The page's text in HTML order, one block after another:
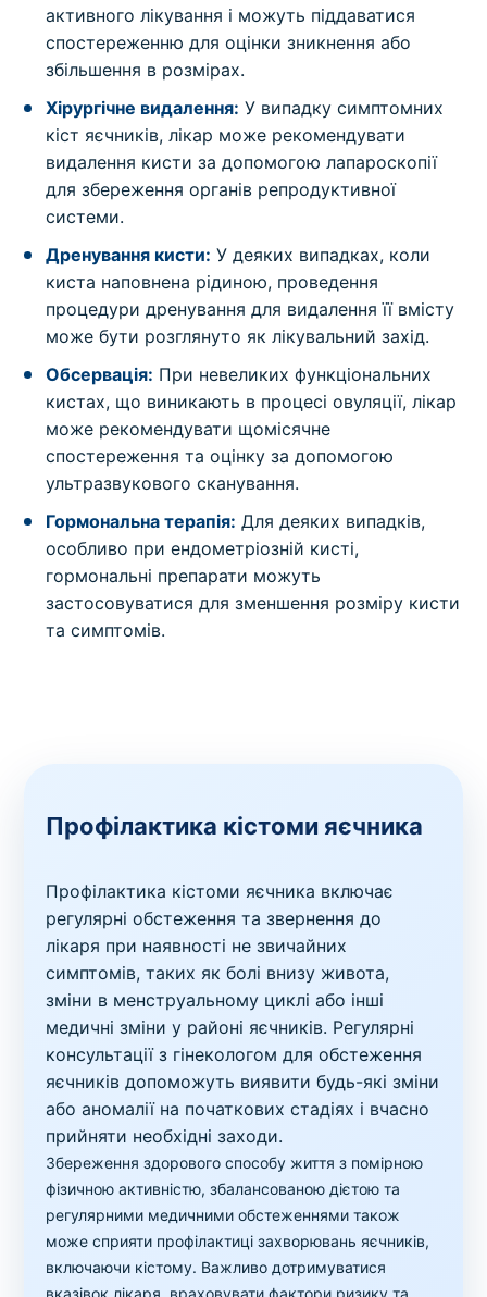
активного лікування і можуть піддаватися
спостереженню для оцінки зникнення або
збільшення в розмірах.
Хірургічне видалення: У випадку симптомних
кіст яєчників, лікар може рекомендувати
видалення кисти за допомогою лапароскопії
для збереження органів репродуктивної
системи.
Дренування кисти: У деяких випадках, коли
киста наповнена рідиною, проведення
процедури дренування для видалення її вмісту
може бути розглянуто як лікувальний захід.
Обсервація: При невеликих функціональних
кистах, що виникають в процесі овуляції, лікар
може рекомендувати щомісячне
спостереження та оцінку за допомогою
ультразвукового сканування.
Гормональна терапія: Для деяких випадків,
особливо при ендометріозній кисті,
гормональні препарати можуть
застосовуватися для зменшення розміру кисти
та симптомів.
Профілактика кістоми яєчника
Профілактика кістоми яєчника включає
регулярні обстеження та звернення до
лікаря при наявності не звичайних
симптомів, таких як болі внизу живота,
зміни в менструальному циклі або інші
медичні зміни у районі яєчників. Регулярні
консультації з гінекологом для обстеження
яєчників допоможуть виявити будь-які зміни
або аномалії на початкових стадіях і вчасно
прийняти необхідні заходи.
Збереження здорового способу життя з помірною
фізичною активністю, збалансованою дієтою та
регулярними медичними обстеженнями також
може сприяти профілактиці захворювань яєчників,
включаючи кістому. Важливо дотримуватися
вказівок лікаря, враховувати фактори ризику та